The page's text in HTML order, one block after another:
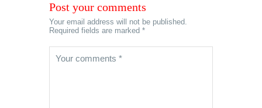
Post your comments
Your email address will not be published.
Required fields are marked *